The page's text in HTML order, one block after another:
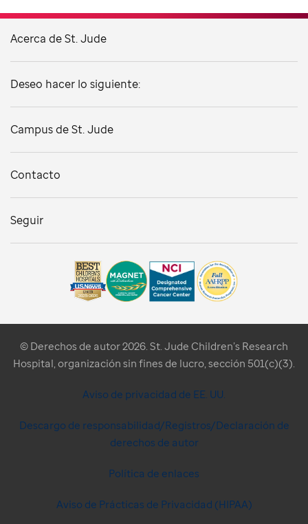
Acerca de St. Jude
Deseo hacer lo siguiente:
Campus de St. Jude
Contacto
Seguir
© Derechos de autor 2026. St. Jude Children’s Research
Hospital, organización sin fines de lucro, sección 501(c)(3).
Aviso de privacidad de EE. UU.
Descargo de responsabilidad/Registros/Declaración de
derechos de autor
Política de enlaces
Aviso de Prácticas de Privacidad (HIPAA)